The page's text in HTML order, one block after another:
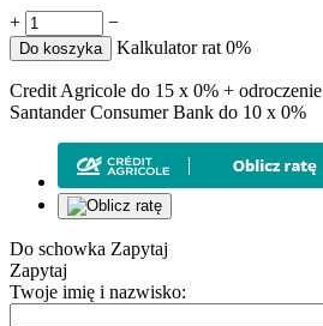
+ −
Do koszyka Kalkulator rat 0%
Credit Agricole do 15 x 0% + odroczenie
Santander Consumer Bank do 10 x 0%
Do schowka Zapytaj
Zapytaj
Twoje imię i nazwisko: